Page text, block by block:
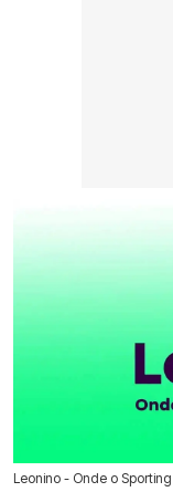
Leonino - Onde o